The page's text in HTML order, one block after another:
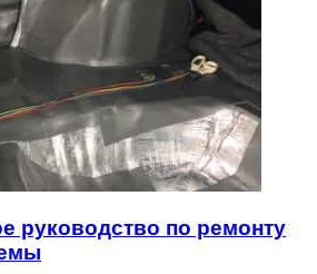
руководство по ремонту